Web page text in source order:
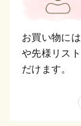
お買い物に
や先様リス
だけます。